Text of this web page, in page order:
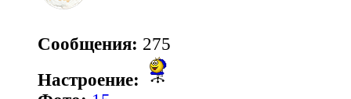
Сообщения: 275
Настроение: